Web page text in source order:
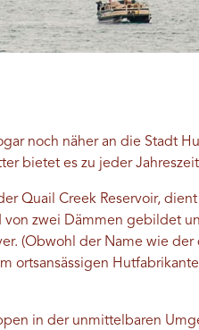
noch näher an die Stadt
bietet es zu jeder
Quail Creek Reservoir,
zwei Dämmen gebildet
(Obwohl der Name wie
ortsansässigen
in der unmittelbaren